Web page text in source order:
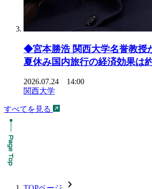
◆宮本勝浩 関西大学名誉教授
夏休み国内旅行の経済効果は
2026.07.24 14:00
関西大学
すべてを見る
chevron_forward